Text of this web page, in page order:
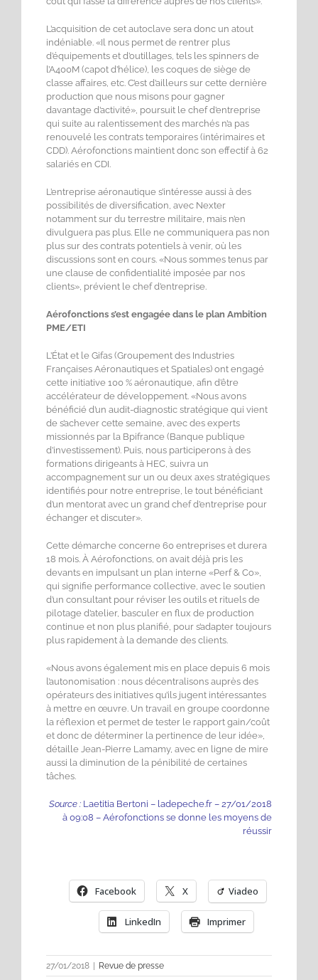
L’acquisition de cet autoclave sera donc un atout
indéniable. «Il nous permet de rentrer plus
d’équipements et d’outillages, tels les spinners de
l’A400M (capot d’hélice), les coques de siège de
classe affaires, etc. C’est d’ailleurs sur cette dernière
production que nous misons pour gagner
davantage d’activité», poursuit le chef d’entreprise
qui suite au ralentissement des marchés n’a pas
renouvelé les contrats temporaires (intérimaires et
CDD). Aérofonctions maintient donc son effectif à 62
salariés en CDI.
L’entreprise aéronautique s’intéresse aussi à des
possibilités de diversification, avec Nexter
notamment sur du terrestre militaire, mais n’en
divulguera pas plus. Elle ne communiquera pas non
plus sur des contrats potentiels à venir, où les
discussions sont en cours. «Nous sommes tenus par
une clause de confidentialité imposée par nos
clients», prévient le chef d’entreprise.
Aérofonctions s’est engagée dans le plan Ambition
PME/ETI
L’État et le Gifas (Groupement des Industries
Françaises Aéronautiques et Spatiales) ont engagé
cette initiative 100 % aéronautique, afin d’être
accélérateur de développement. «Nous avons
bénéficié d’un audit-diagnostic stratégique qui vient
de s’achever cette semaine, avec des experts
missionnés par la Bpifrance (Banque publique
d’investissement). Puis, nous participerons à des
formations dirigeants à HEC, suivra un
accompagnement sur un ou deux axes stratégiques
identifiés pour notre entreprise, le tout bénéficiant
d’un mentorat avec un grand chef d’entreprise pour
échanger et discuter».
Cette démarche concerne 60 entreprises et durera
18 mois. À Aérofonctions, on avait déjà pris les
devants en impulsant un plan interne «Perf & Co»,
qui signifie performance collective, avec le soutien
d’un consultant pour réviser les outils et rituels de
pilotage d’atelier, basculer en flux de production
continue et non plus planifié, pour s’adapter toujours
plus rapidement à la demande des clients.
«Nous avons également mis en place depuis 6 mois
l’autonomisation : nous décentralisons auprès des
opérateurs des initiatives qu’ils jugent intéressantes
à mettre en œuvre. Un travail en groupe coordonne
la réflexion et permet de tester le rapport gain/coût
et donc de déterminer la pertinence de leur idée»,
détaille Jean-Pierre Lamamy, avec en ligne de mire
aussi la diminution de la pénibilité de certaines
tâches.
Source : Laetitia Bertoni – ladepeche.fr – 27/01/2018
à 09:08 – Aérofonctions se donne les moyens de
réussir
Facebook X Viadeo
LinkedIn Imprimer
27/01/2018 Revue de presse